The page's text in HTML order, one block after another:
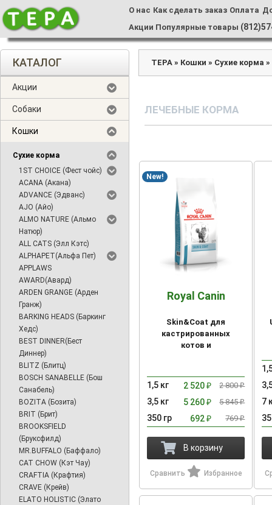
О нас Как сделать заказ Оплата
Акции Популярные товары
КАТАЛОГ
Акции
Собаки
Кошки
Сухие корма
1ST CHOICE (Фест чойс)
ACANA (Акана)
ADVANCE (Эдванс)
AJO (Айо)
ALMO NATURE (Альмо
Натюр)
ALL CATS (Элл Кэтс)
ALPHAPET(Альфа Пет)
APPLAWS
AWARD(Авард)
ARDEN GRANGE (Арден
Гранж)
BARKING HEADS (Баркинг
Хедс)
BEST DINNER(Бест
Диннер)
BLITZ (Блитц)
BOSCH SANABELLE (Бош
Санабель)
BOZITA (Бозита)
BRIT (Брит)
BROOKSFIELD
(Бруксфилд)
MR.BUFFALO (Баффало)
CAT CHOW (Кэт Чау)
CRAFTIA (Крафтия)
CRAVE (Крейв)
ELATO HOLISTIC (Элато
ТЕРА » Кошки » Сухие корма »
ЛЕЧЕБНЫЕ КОРМА
New!
Royal Canin
Skin&Coat для
кастрированных
котов и
чувствительностью
кожи и шерсти
1,5 кг 2 520₽ 2 800₽
3,5 кг 5 260₽ 5 845₽
350 гр 692₽ 769₽
В корзину
Сравнить Избранное
7